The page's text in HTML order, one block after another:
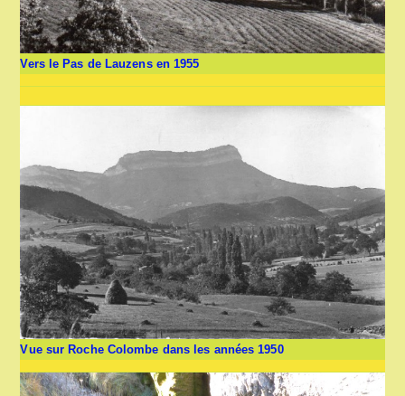
Vers le Pas de Lauzens en 1955
Vue sur Roche Colombe dans les années 1950